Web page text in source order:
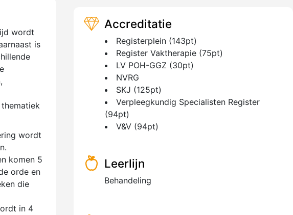
wordt
is
wordt
komen 5
orde en
die
in 4
Accreditatie
Registerplein (143pt)
Register Vaktherapie (75pt)
LV POH-GGZ (30pt)
NVRG
SKJ (125pt)
Verpleegkundig Specialisten Register
(94pt)
V&V (94pt)
Leerlijn
Behandeling